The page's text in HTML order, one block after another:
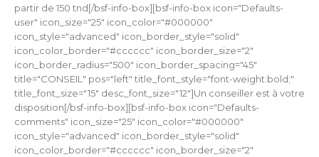
partir de 150 tnd[/bsf-info-box][bsf-info-box icon="Defaults-
user" icon_size="25" icon_color="#000000"
icon_style="advanced" icon_border_style="solid"
icon_color_border="#cccccc" icon_border_size="2"
icon_border_radius="500" icon_border_spacing="45"
title="CONSEIL" pos="left" title_font_style="font-weight:bold;"
title_font_size="15" desc_font_size="12"]Un conseiller est à votre
disposition[/bsf-info-box][bsf-info-box icon="Defaults-
comments" icon_size="25" icon_color="#000000"
icon_style="advanced" icon_border_style="solid"
icon_color_border="#cccccc" icon_border_size="2"